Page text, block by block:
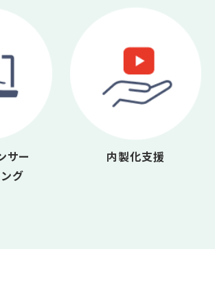
サー
グ
内製化支援